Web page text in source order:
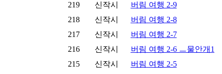
219
신작시
버림 여행 2-9
218
신작시
버림 여행 2-8
217
신작시
버림 여행 2-7
216
신작시
버림 여행 2-6 ㅡ물안개1
215
신작시
버림 여행 2-5